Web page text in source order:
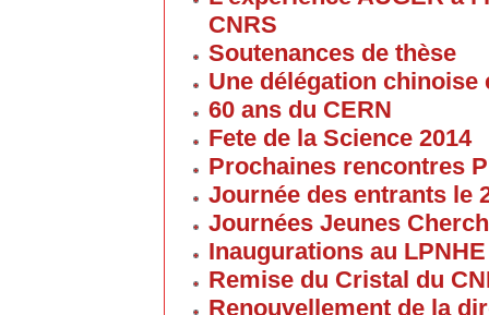
CNRS
Soutenances de thèse
Une délégation
60 ans du CERN
Fete de la Science 2014
Prochaines rencontres
Journée des entrants le
Journées Jeunes
Inaugurations au LPNHE
Remise du Cristal du
Renouvellement de la